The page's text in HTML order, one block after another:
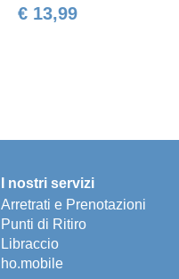
€ 13,99
I nostri servizi
Arretrati e Prenotazioni
Punti di Ritiro
Libraccio
ho.mobile